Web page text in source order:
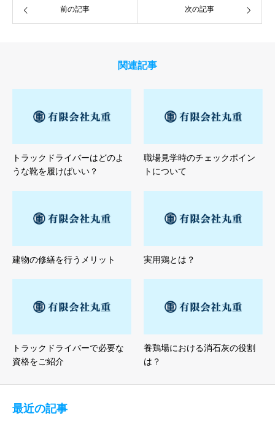
前の記事 次の記事
関連記事
トラックドライバーはどのよ
うな靴を履けばいい？
職場見学時のチェックポイン
トについて
建物の修繕を行うメリット 実用鶏とは？
トラックドライバーで必要な
資格をご紹介
養鶏場における消石灰の役割
は？
最近の記事